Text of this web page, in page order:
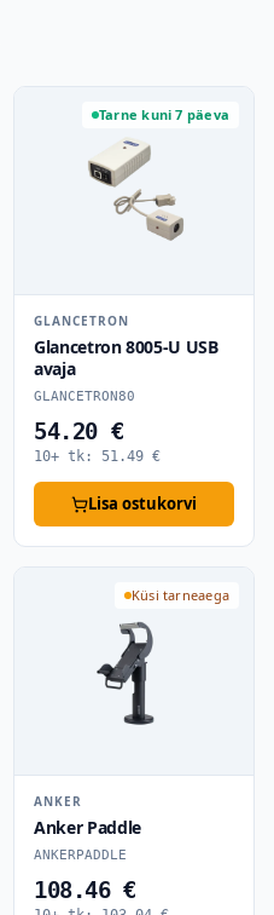
Tarne kuni 7 päeva
GLANCETRON
Glancetron 8005-U USB
avaja
GLANCETRON80
54.20 €
10+ tk: 51.49 €
Lisa ostukorvi
Küsi tarneaega
ANKER
Anker Paddle
ANKERPADDLE
108.46 €